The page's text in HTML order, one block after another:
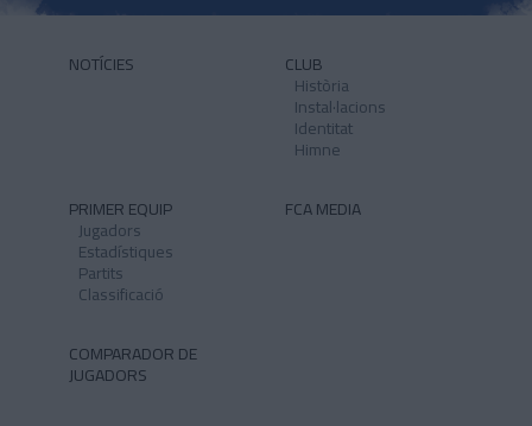
NOTÍCIES CLUB
Història
Instal·lacions
Identitat
Himne
PRIMER EQUIP
Jugadors
Estadístiques
Partits
Classificació
FCA MEDIA
COMPARADOR DE
JUGADORS